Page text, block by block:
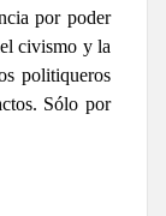
por poder
civismo y la
politiqueros
Sólo por